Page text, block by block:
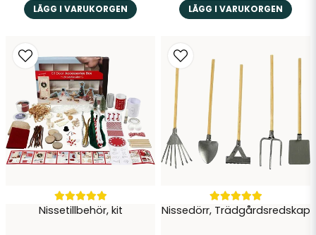
LÄGG I VARUKORGEN LÄGG I VARUKORGEN
Nissetillbehör, kit Nissedörr, Trädgårdsredskap